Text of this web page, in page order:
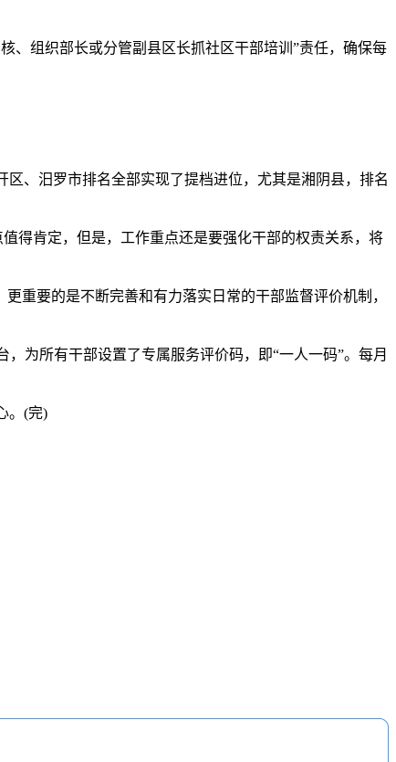
组织部长或分管副县区长抓社区干部培训”责任，确保每
、汨罗市排名全部实现了提档进位，尤其是湘阴县，排名
得肯定，但是，工作重点还是要强化干部的权责关系，将
要的是不断完善和有力落实日常的干部监督评价机制，
为所有干部设置了专属服务评价码，即“一人一码”。每月
。(完)